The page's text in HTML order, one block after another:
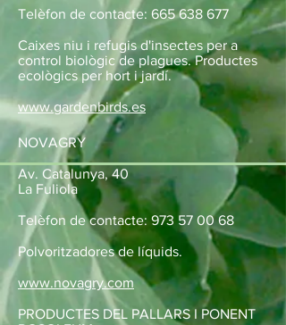
Telèfon de contacte: 665 638 677
Caixes niu i refugis d'insectes per a
control biològic de plagues. Productes
ecològics per hort i jardí.
www.gardenbirds.es
NOVAGRY
Av. Catalunya, 40
La Fuliola
Telèfon de contacte: 973 57 00 68
Polvoritzadores de líquids.
www.novagry.com
PRODUCTES DEL PALLARS I PONENT